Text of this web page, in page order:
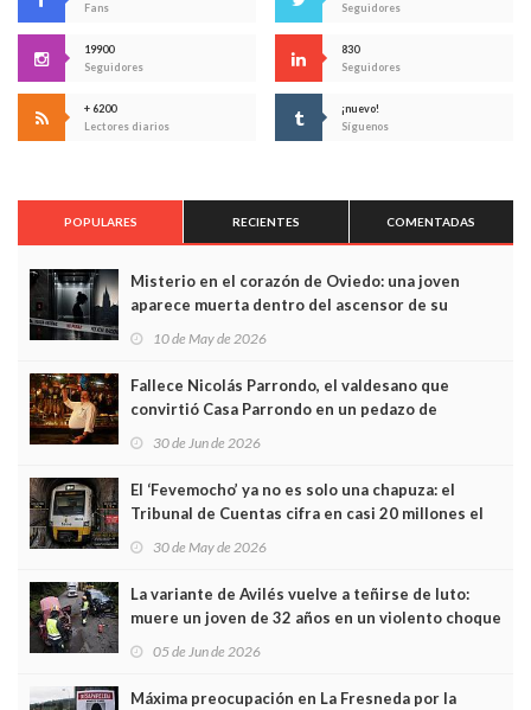
Fans
Seguidores
19900
Seguidores
830
Seguidores
+ 6200
Lectores diarios
¡nuevo!
Síguenos
POPULARES RECIENTES COMENTADAS
Misterio en el corazón de Oviedo: una joven
aparece muerta dentro del ascensor de su
edificio y las cámaras captan sus últimos minutos
10 de May de 2026
Fallece Nicolás Parrondo, el valdesano que
convirtió Casa Parrondo en un pedazo de
Asturias en Madrid
30 de Jun de 2026
El ‘Fevemocho’ ya no es solo una chapuza: el
Tribunal de Cuentas cifra en casi 20 millones el
sobrecoste de los trenes que no cabían por los
30 de May de 2026
La variante de Avilés vuelve a teñirse de luto:
muere un joven de 32 años en un violento choque
frontal
05 de Jun de 2026
Máxima preocupación en La Fresneda por la